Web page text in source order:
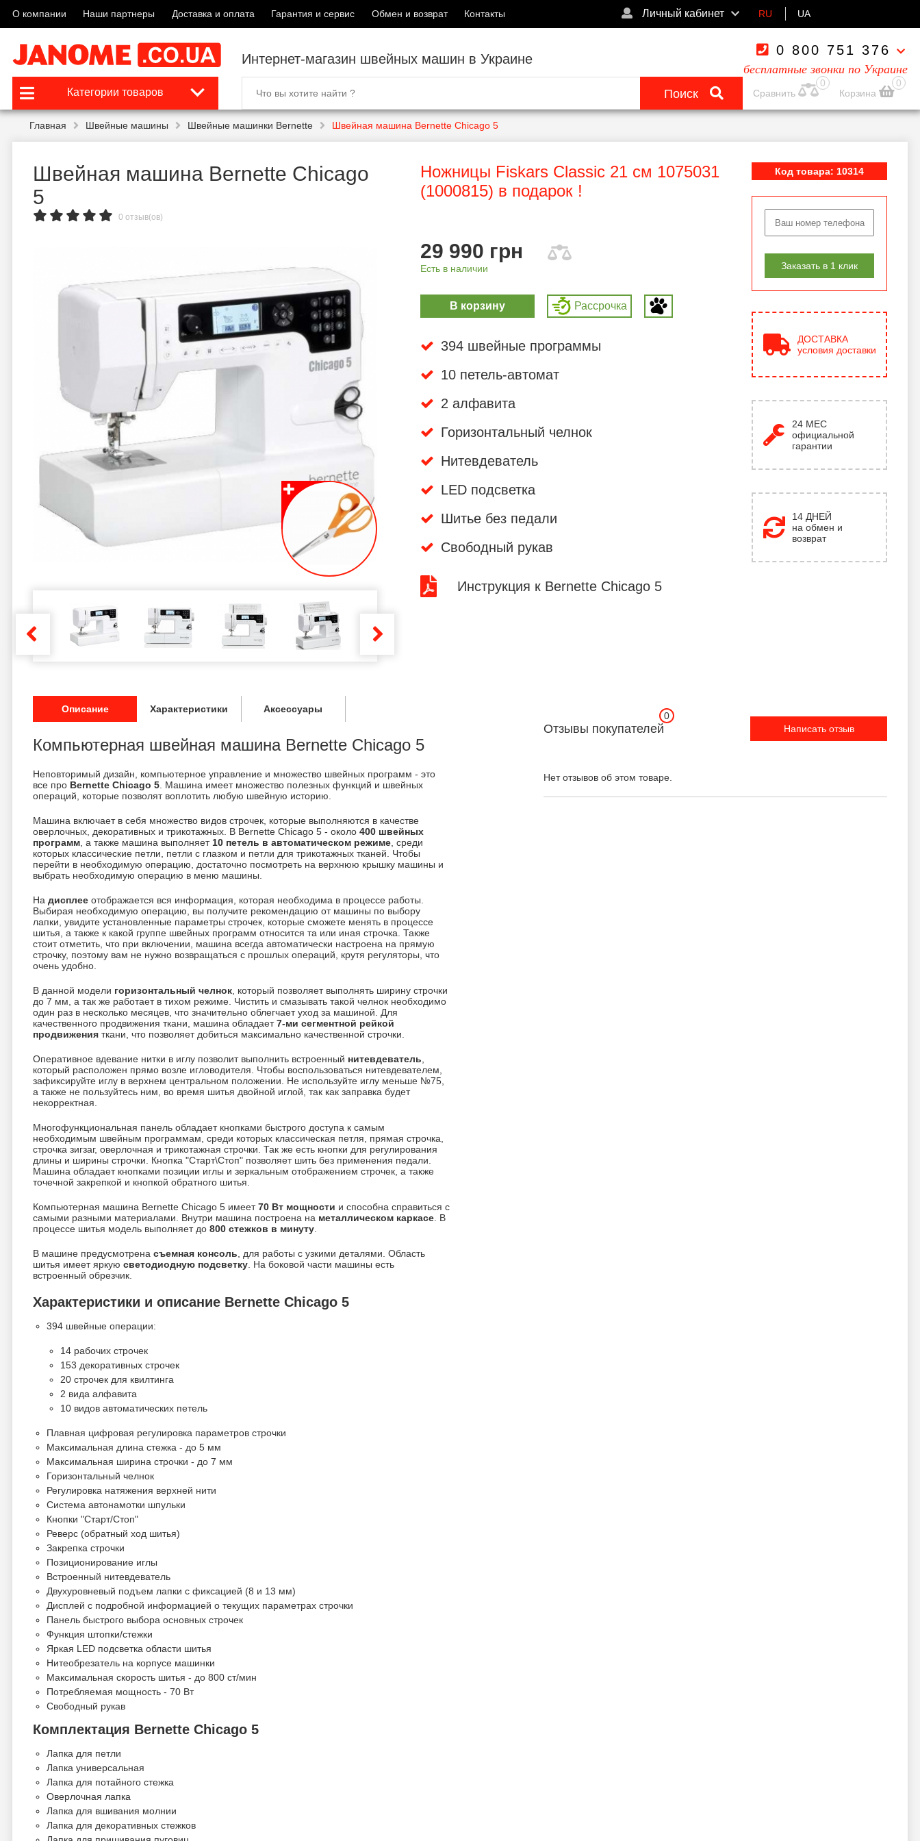
О компании Наши партнеры Доставка и оплата Гарантия и сервис Обмен и возврат Контакты Личный кабинет RU UA
Интернет-магазин швейных машин в Украине
0 800 751 376
бесплатные звонки по Украине
Категории товаров Поиск
0
Сравнить
0
Корзина
Главная Швейные машины Швейные машинки Bernette Швейная машина Bernette Chicago 5
Швейная машина Bernette Chicago
5
0 отзыв(ов)
Ножницы Fiskars Classic 21 см 1075031
(1000815) в подарок !
29 990 грн
Есть в наличии
В корзину Рассрочка
394 швейные программы
10 петель-автомат
2 алфавита
Горизонтальный челнок
Нитевдеватель
LED подсветка
Шитье без педали
Свободный рукав
Инструкция к Bernette Chicago 5
Код товара: 10314
Заказать в 1 клик
ДОСТАВКА
условия доставки
24 МЕС
официальной
гарантии
14 ДНЕЙ
на обмен и
возврат
Описание Характеристики Аксессуары
Компьютерная швейная машина Bernette Chicago 5
Неповторимый дизайн, компьютерное управление и множество швейных программ - это
все про Bernette Chicago 5 . Машина имеет множество полезных функций и швейных
операций, которые позволят воплотить любую швейную историю.
Машина включает в себя множество видов строчек, которые выполняются в качестве
оверлочных, декоративных и трикотажных. В Bernette Chicago 5 - около 400 швейных
программ , а также машина выполняет 10 петель в автоматическом режиме , среди
которых классические петли, петли с глазком и петли для трикотажных тканей. Чтобы
перейти в необходимую операцию, достаточно посмотреть на верхнюю крышку машины и
выбрать необходимую операцию в меню машины.
На дисплее отображается вся информация, которая необходима в процессе работы.
Выбирая необходимую операцию, вы получите рекомендацию от машины по выбору
лапки, увидите установленные параметры строчек, которые сможете менять в процессе
шитья, а также к какой группе швейных программ относится та или иная строчка. Также
стоит отметить, что при включении, машина всегда автоматически настроена на прямую
строчку, поэтому вам не нужно возвращаться с прошлых операций, крутя регуляторы, что
очень удобно.
В данной модели горизонтальный челнок , который позволяет выполнять ширину строчки
до 7 мм, а так же работает в тихом режиме. Чистить и смазывать такой челнок необходимо
один раз в несколько месяцев, что значительно облегчает уход за машиной. Для
качественного продвижения ткани, машина обладает7-ми сегментной рейкой
продвижения ткани, что позволяет добиться максимально качественной строчки.
Оперативное вдевание нитки в иглу позволит выполнить встроенный нитевдеватель
который расположен прямо возле игловодителя. Чтобы воспользоваться нитевдевателем,
зафиксируйте иглу в верхнем центральном положении. Не используйте иглу меньше №75,
а также не пользуйтесь ним, во время шитья двойной иглой, так как заправка будет
некорректная.
Многофункциональная панель обладает кнопками быстрого доступа к самым
необходимым швейным программам, среди которых классическая петля, прямая строчка,
строчка зигзаг, оверлочная и трикотажная строчки. Так же есть кнопки для регулирования
длины и ширины строчки. Кнопка "Старт\Стоп" позволяет шить без применения педали.
Машина обладает кнопками позиции иглы и зеркальным отображением строчек, а также
точечной закрепкой и кнопкой обратного шитья.
Компьютерная машина Bernette Chicago 5 имеет70 Вт мощности и способна справиться с
самыми разными материалами. Внутри машина построена на металлическом каркасе . В
процессе шитья модель выполняет до 800 стежков в минуту
В машине предусмотрена съемная консоль , для работы с узкими деталями. Область
шитья имеет яркую светодиодную подсветку . На боковой части машины есть
встроенный обрезчик.
Характеристики и описание Bernette Chicago 5
394 швейные операции:
14 рабочих строчек
153 декоративных строчек
20 строчек для квилтинга
2 вида алфавита
10 видов автоматических петель
Плавная цифровая регулировка параметров строчки
Максимальная длина стежка - до 5 мм
Максимальная ширина строчки - до 7 мм
Горизонтальный челнок
Регулировка натяжения верхней нити
Система автонамотки шпульки
Кнопки "Старт/Стоп"
Реверс (обратный ход шитья)
Закрепка строчки
Позиционирование иглы
Встроенный нитевдеватель
Двухуровневый подъем лапки с фиксацией (8 и 13 мм)
Дисплей с подробной информацией о текущих параметрах строчки
Панель быстрого выбора основных строчек
Функция штопки/стежки
Яркая LED подсветка области шитья
Нитеобрезатель на корпусе машинки
Максимальная скорость шитья - до 800 ст/мин
Потребляемая мощность - 70 Вт
Свободный рукав
Комплектация Bernette Chicago 5
Лапка для петли
Лапка универсальная
Лапка для потайного стежка
Оверлочная лапка
Лапка для вшивания молнии
Лапка для декоративных стежков
Отзывы покупателей
0
Написать отзыв
Нет отзывов об этом товаре.